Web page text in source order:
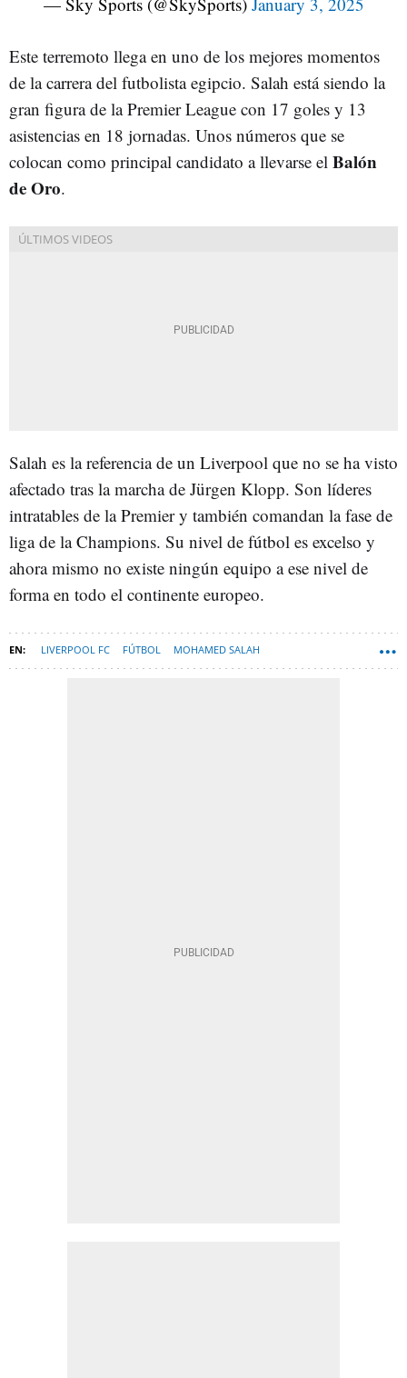
Este terremoto llega en uno de los mejores momentos
de la carrera del futbolista egipcio. Salah está siendo la
gran figura de la Premier League con 17 goles y 13
asistencias en 18 jornadas. Unos números que se
colocan como principal candidato a llevarse el Balón
de Oro.
Salah es la referencia de un Liverpool que no se ha visto
afectado tras la marcha de Jürgen Klopp. Son líderes
intratables de la Premier y también comandan la fase de
liga de la Champions. Su nivel de fútbol es excelso y
ahora mismo no existe ningún equipo a ese nivel de
forma en todo el continente europeo.
LIVERPOOL FC FÚTBOL MOHAMED SALAH